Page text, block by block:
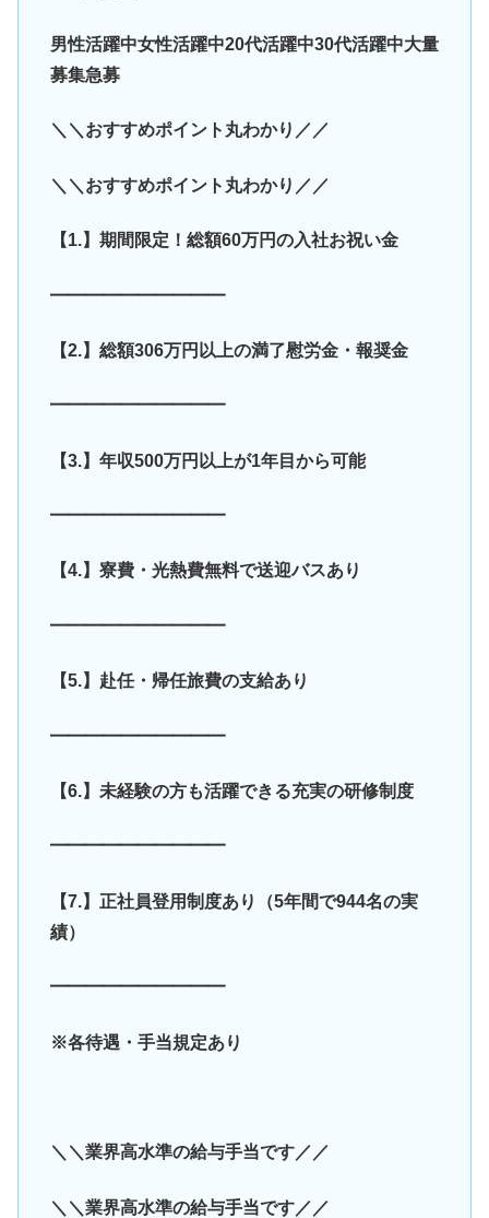
男性活躍中女性活躍中20代活躍中30代活躍中大量
募集急募
＼＼おすすめポイント丸わかり／／
＼＼おすすめポイント丸わかり／／
【1.】期間限定！総額60万円の入社お祝い金
━━━━━━━━━━
【2.】総額306万円以上の満了慰労金・報奨金
━━━━━━━━━━
【3.】年収500万円以上が1年目から可能
━━━━━━━━━━
【4.】寮費・光熱費無料で送迎バスあり
━━━━━━━━━━
【5.】赴任・帰任旅費の支給あり
━━━━━━━━━━
【6.】未経験の方も活躍できる充実の研修制度
━━━━━━━━━━
【7.】正社員登用制度あり（5年間で944名の実
績）
━━━━━━━━━━
※各待遇・手当規定あり
＼＼業界高水準の給与手当です／／
＼＼業界高水準の給与手当です／／